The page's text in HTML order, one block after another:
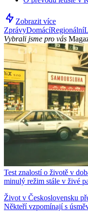
Zobrazit více
ZprávyDomácíRegionální
Vybrali jsme pro vás
Test znalostí o životě v
minulý režim stále v živé
Život v Československu
Někteří vzpomínají s